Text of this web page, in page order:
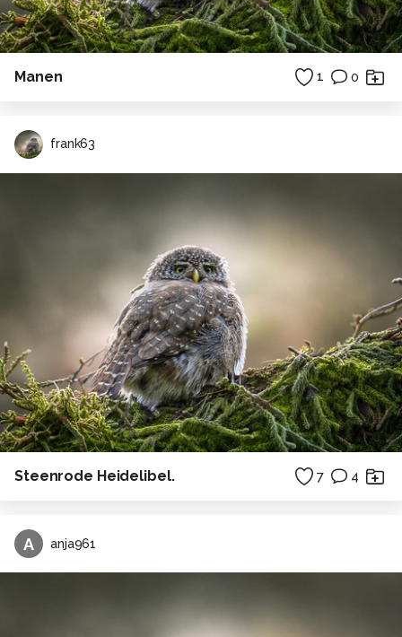
Manen 1 0
frank63
Steenrode Heidelibel. 7 4
A anja961